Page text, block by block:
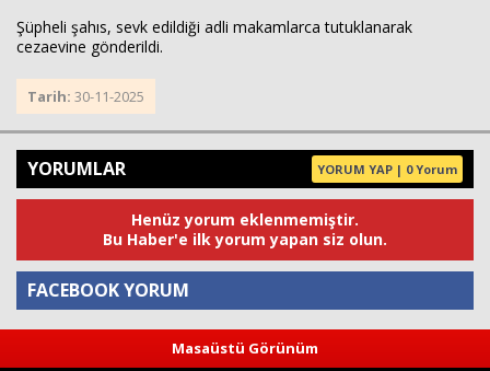
Şüpheli şahıs, sevk edildiği adli makamlarca tutuklanarak
cezaevine gönderildi.
Tarih: 30-11-2025
YORUMLAR YORUM YAP | 0 Yorum
Henüz yorum eklenmemiştir.
Bu Haber'e ilk yorum yapan siz olun.
FACEBOOK YORUM
Yorum
Masaüstü Görünüm